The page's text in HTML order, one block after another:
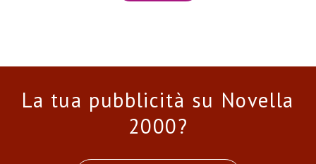
La tua pubblicità su Novella
2000?